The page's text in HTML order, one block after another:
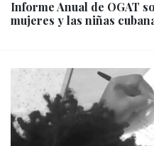
Informe Anual de OGAT
mujeres y las niñas